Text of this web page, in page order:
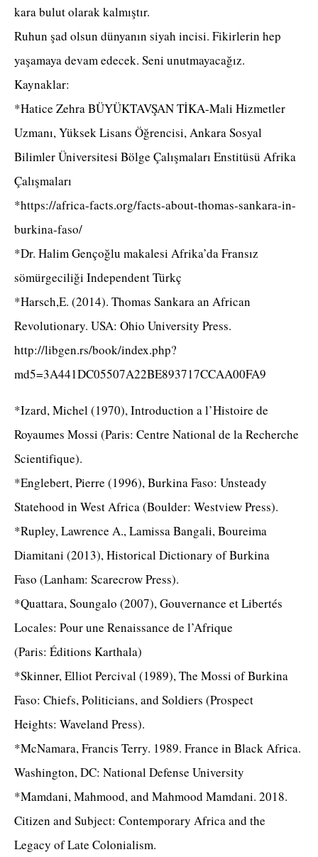
kara bulut olarak kalmıştır.
Ruhun şad olsun dünyanın siyah incisi. Fikirlerin hep
yaşamaya devam edecek. Seni unutmayacağız.
Kaynaklar:
*Hatice Zehra BÜYÜKTAVŞAN TİKA-Mali Hizmetler
Uzmanı, Yüksek Lisans Öğrencisi, Ankara Sosyal
Bilimler Üniversitesi Bölge Çalışmaları Enstitüsü Afrika
Çalışmaları
*https://africa-facts.org/facts-about-thomas-sankara-in-
burkina-faso/
*Dr. Halim Gençoğlu makalesi Afrika’da Fransız
sömürgeciliği Independent Türkç
*Harsch,E. (2014). Thomas Sankara an African
Revolutionary. USA: Ohio University Press.
http://libgen.rs/book/index.php?
md5=3A441DC05507A22BE893717CCAA00FA9
*Izard, Michel (1970), Introduction a l’Histoire de
Royaumes Mossi (Paris: Centre National de la Recherche
Scientifique).
*Englebert, Pierre (1996), Burkina Faso: Unsteady
Statehood in West Africa (Boulder: Westview Press).
*Rupley, Lawrence A., Lamissa Bangali, Boureima
Diamitani (2013), Historical Dictionary of Burkina
Faso (Lanham: Scarecrow Press).
*Quattara, Soungalo (2007), Gouvernance et Libertés
Locales: Pour une Renaissance de l’Afrique
(Paris: Éditions Karthala)
*Skinner, Elliot Percival (1989), The Mossi of Burkina
Faso: Chiefs, Politicians, and Soldiers (Prospect
Heights: Waveland Press).
*McNamara, Francis Terry. 1989. France in Black Africa.
Washington, DC: National Defense University
*Mamdani, Mahmood, and Mahmood Mamdani. 2018.
Citizen and Subject: Contemporary Africa and the
Legacy of Late Colonialism.